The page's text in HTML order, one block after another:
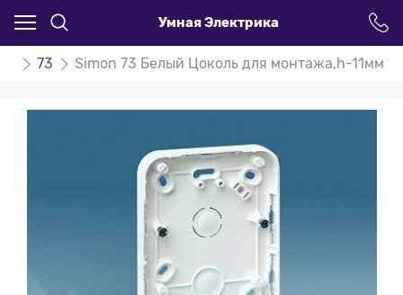
Умная Электрика
73 Simon 73 Белый Цоколь для монтажа,h-11мм 1